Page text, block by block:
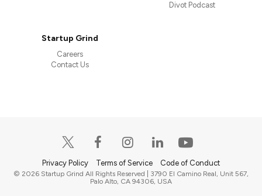
Divot Podcast
Startup Grind
Careers
Contact Us
Privacy Policy Terms of Service Code of Conduct
© 2026 Startup Grind All Rights Reserved | 3790 El Camino Real, Unit 567,
Palo Alto, CA 94306, USA